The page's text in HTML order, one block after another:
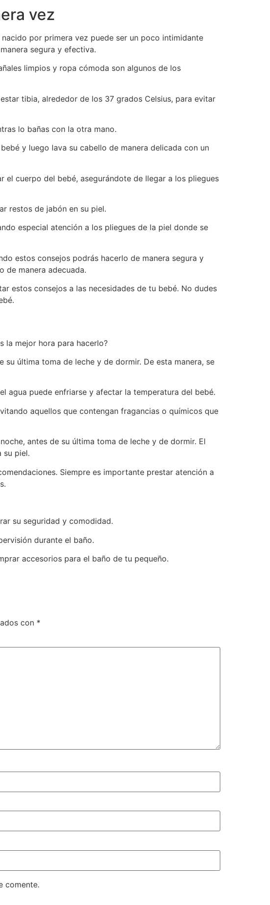
vez
por primera vez puede ser un poco intimidante
segura y efectiva.
limpios y ropa cómoda son algunos de los
tibia, alrededor de los 37 grados Celsius, para evitar
lo bañas con la otra mano.
y luego lava su cabello de manera delicada con un
el cuerpo del bebé, asegurándote de llegar a los pliegues
restos de jabón en su piel.
especial atención a los pliegues de la piel donde se
estos consejos podrás hacerlo de manera segura y
de manera adecuada.
estos consejos a las necesidades de tu bebé. No dudes
la mejor hora para hacerlo?
su última toma de leche y de dormir. De esta manera, se
agua puede enfriarse y afectar la temperatura del bebé.
aquellos que contengan fragancias o químicos que
antes de su última toma de leche y de dormir. El
su piel.
Siempre es importante prestar atención a
su seguridad y comodidad.
durante el baño.
accesorios para el baño de tu pequeño.
con *
comente.